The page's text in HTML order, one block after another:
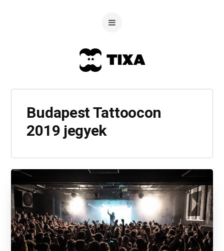
Budapest Tattoocon
2019 jegyek